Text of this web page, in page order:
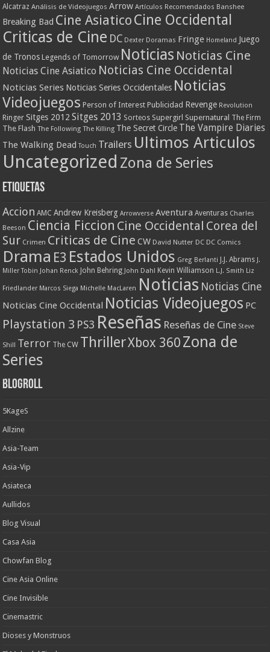
Alcatraz Análisis de Videojuegos Arrow Artículos Recomendados Banshee
Breaking Bad Cine AsiaticoCine Occidental
Criticas de Cine DC Dexter Doramas Fringe Homeland Juego
de Tronos Legends of Tomorrow Noticias Noticias Cine
Noticias Cine Asiatico Noticias Cine Occidental
Noticias Series Noticias Series Occidentales Noticias
Videojuegos Person of Interest Publicidad Revenge Revolution
Ringer Sitges 2012 Sitges 2013 Sorteos Supergirl Supernatural The Firm
The Flash The Following The Killing The Secret Circle The Vampire Diaries
The Walking Dead Touch Trailers Ultimos Articulos
Uncategorized Zona de Series
Etiquetas
Accion AMC Andrew Kreisberg Arrowverse Aventura Aventuras Charles
Beeson Ciencia Ficcion Cine Occidental Corea del
Sur Crimen Criticas de Cine CW David Nutter DC DC Comics
Drama E3 Estados Unidos Greg Berlanti J.J. Abrams J.
Miller Tobin
Johan Renck John Behring John Dahl Kevin Williamson L.J. Smith Liz
Friedlander Marcos Siega Michelle MacLaren Noticias Noticias Cine
Noticias Cine Occidental Noticias Videojuegos PC
Playstation 3 PS3 Reseñas Reseñas de Cine Steve
Shill Terror The CW ThrillerXbox 360 Zona de
Series
Blogroll
5KageS
Allzine
Asia-Team
Asia-Vip
Asiateca
Aullidos
Blog Visual
Casa Asia
Chowfan Blog
Cine Asia Online
Cine Invisible
Cinemastric
Dioses y Monstruos